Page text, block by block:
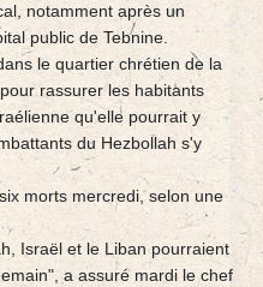
notamment après un
public de Tebnine.
le quartier chrétien de la
rassurer les habitants
qu'elle pourrait y
du Hezbollah s'y
morts mercredi, selon une
Israël et le Liban pourraient
a assuré mardi le chef